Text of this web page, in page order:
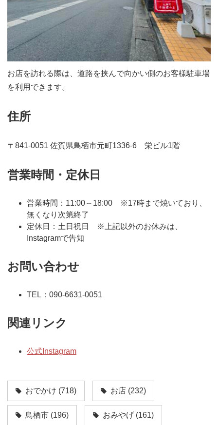
お店を訪れる際は、道路を挟んで向かい側のお客様駐車場
を利用できます。
住所
〒841-0051 佐賀県鳥栖市元町1336-6 栄ビル1階
営業時間・定休日
営業時間：11:00～18:00 ※17時まで焼いており、
無くなり次第終了
定休日：土日祝日 ※上記以外のお休みは、
Instagramで告知
お問い合わせ
TEL：090-6631-0051
関連リンク
公式Instagram
おでかけ (718) お店 (232)
鳥栖市 (196) おみやげ (161)